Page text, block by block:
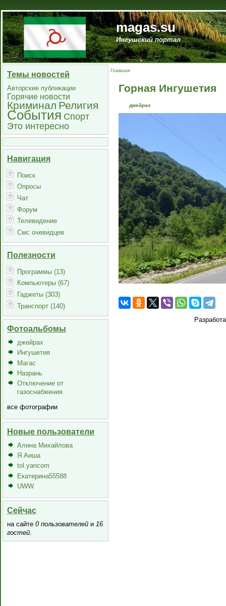
magas.su
Ингушский портал
Темы новостей
Авторские публикации
Горячие новости
Криминал Религия
События Спорт
Это интересно
Навигация
Поиск
Опросы
Чат
Форум
Телевидение
Смс очевидцев
Полезности
Программы (13)
Компьютеры (67)
Гаджеты (303)
Транспорт (140)
Фотоальбомы
джейрах
Ингушетия
Магас
Назрань
Отключение от
газоснабжения
все фотографии
Новые пользователи
Алина Михайлова
Я Аиша
tol.yancom
Екатерина55588
UWW
Сейчас
на сайте 0 пользователей и 16
гостей.
Главная
Горная Ингушетия
джейрах